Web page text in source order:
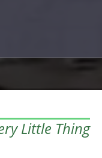
Little Thing